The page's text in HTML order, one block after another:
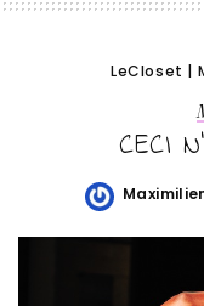
LeCloset |
CECI
Posted